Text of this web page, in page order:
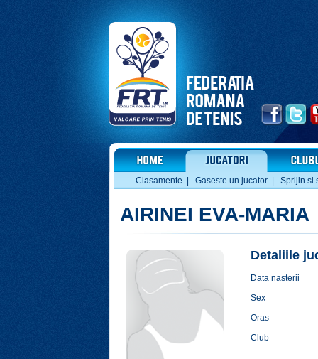
Clasamente Gaseste un jucator Sprijin si
AIRINEI EVA-MARIA
Detaliile
Data nasterii
Sex
Oras
Club